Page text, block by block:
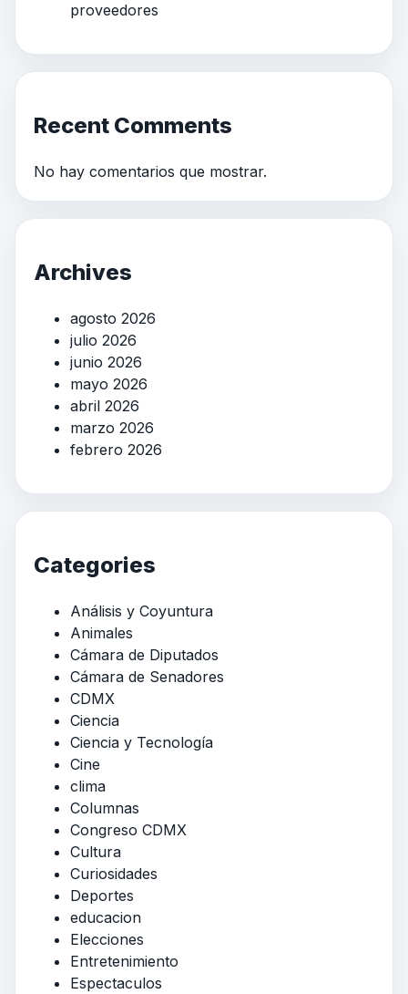
proveedores
Recent Comments
No hay comentarios que mostrar.
Archives
agosto 2026
julio 2026
junio 2026
mayo 2026
abril 2026
marzo 2026
febrero 2026
Categories
Análisis y Coyuntura
Animales
Cámara de Diputados
Cámara de Senadores
CDMX
Ciencia
Ciencia y Tecnología
Cine
clima
Columnas
Congreso CDMX
Cultura
Curiosidades
Deportes
educacion
Elecciones
Entretenimiento
Espectaculos